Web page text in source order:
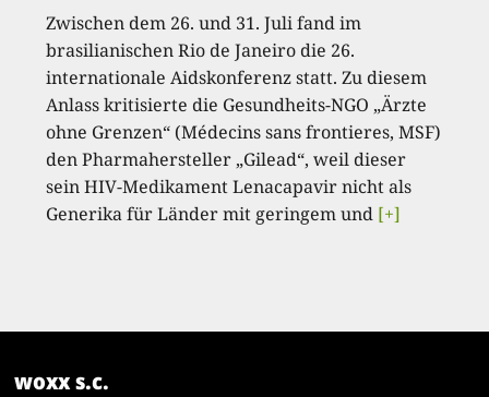
Zwischen dem 26. und 31. Juli fand im
brasilianischen Rio de Janeiro die 26.
internationale Aidskonferenz statt. Zu diesem
Anlass kritisierte die Gesundheits-NGO „Ärzte
ohne Grenzen“ (Médecins sans frontieres, MSF)
den Pharmahersteller „Gilead“, weil dieser
sein HIV-Medikament Lenacapavir nicht als
Generika für Länder mit geringem und [+]
woxx s.c.